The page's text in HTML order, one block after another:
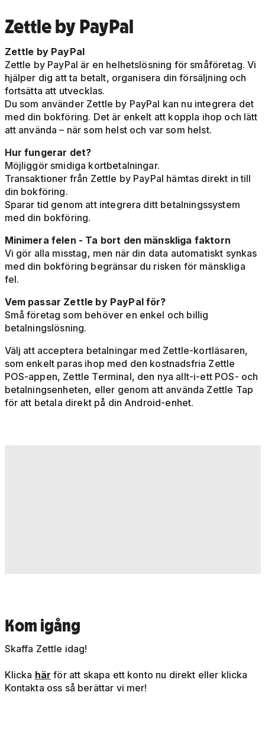
Zettle by PayPal
Zettle by PayPal
Zettle by PayPal är en helhetslösning för småföretag. Vi
hjälper dig att ta betalt, organisera din försäljning och
fortsätta att utvecklas.
Du som använder Zettle by PayPal kan nu integrera det
med din bokföring. Det är enkelt att koppla ihop och lätt
att använda – när som helst och var som helst.
Hur fungerar det?
Möjliggör smidiga kortbetalningar.
Transaktioner från Zettle by PayPal hämtas direkt in till
din bokföring.
Sparar tid genom att integrera ditt betalningssystem
med din bokföring.
Minimera felen - Ta bort den mänskliga faktorn
Vi gör alla misstag, men när din data automatiskt synkas
med din bokföring begränsar du risken för mänskliga
fel.
Vem passar Zettle by PayPal för?
Små företag som behöver en enkel och billig
betalningslösning.
Välj att acceptera betalningar med Zettle-kortläsaren,
som enkelt paras ihop med den kostnadsfria Zettle
POS-appen, Zettle Terminal, den nya allt-i-ett POS- och
betalningsenheten, eller genom att använda Zettle Tap
för att betala direkt på din Android-enhet.
Kom igång
Skaffa Zettle idag!
Klicka här för att skapa ett konto nu direkt eller klicka
Kontakta oss så berättar vi mer!